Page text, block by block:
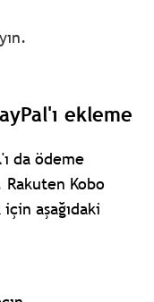
ekleme
da ödeme
Kobo
için aşağıdaki